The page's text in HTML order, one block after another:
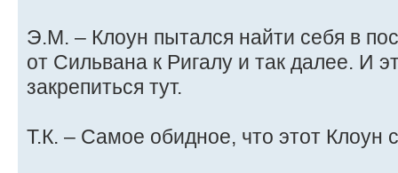
Э.М. – Клоун пытался найти себя в
от Сильвана к Ригалу и так далее. И
закрепиться тут.
Т.К. – Самое обидное, что этот Клоун